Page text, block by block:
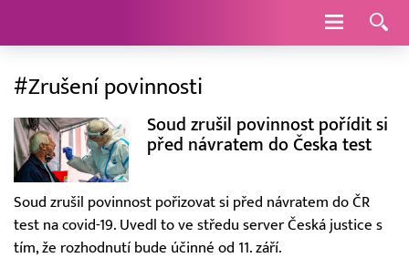
Navigace
#Zrušení povinnosti
Soud zrušil povinnost pořídit si
před návratem do Česka test
Soud zrušil povinnost pořizovat si před návratem do ČR
test na covid-19. Uvedl to ve středu server Česká justice s
tím, že rozhodnutí bude účinné od 11. září.